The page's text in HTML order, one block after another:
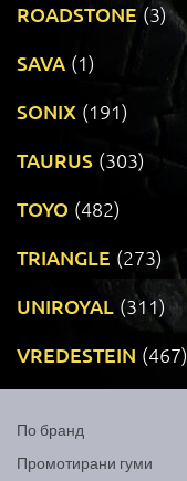
ROADSTONE (3)
SAVA (1)
SONIX (191)
TAURUS (303)
TOYO (482)
TRIANGLE (273)
UNIROYAL (311)
VREDESTEIN (467)
По бранд
Промотирани гуми